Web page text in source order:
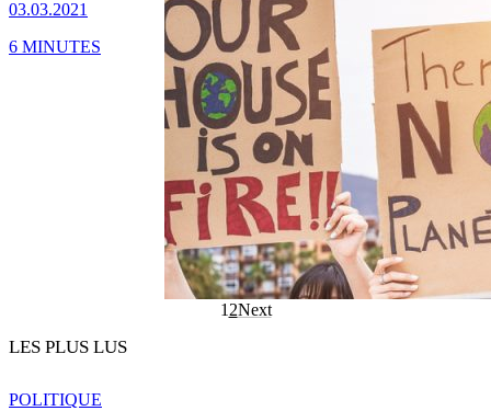
03.03.2021
6 MINUTES
1 2Next
LES PLUS LUS
POLITIQUE